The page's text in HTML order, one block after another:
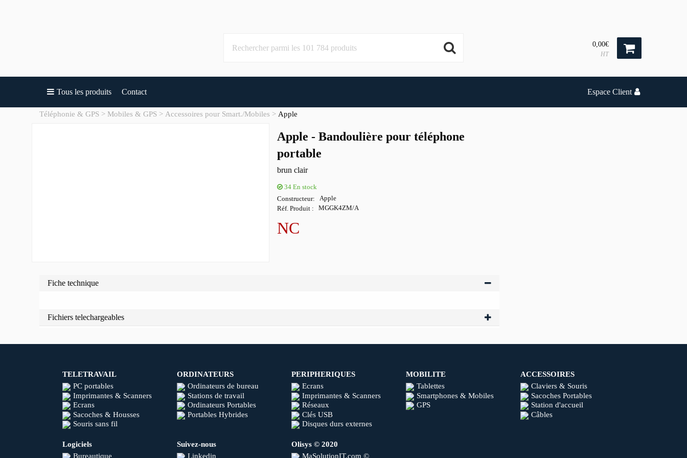
0,00€
HT
Tous les produits Contact Espace Client
Téléphonie & GPS Mobiles & GPS Accessoires pour Smart./Mobiles Apple
Apple - Bandoulière pour téléphone
portable
brun clair
34 En stock
Constructeur Apple
Réf. Produit MGGK4ZM/A
NC
Fiche technique
Fichiers telechargeables
TELETRAVAIL
PC portables
Imprimantes & Scanners
Ecrans
Sacoches & Housses
Souris sans fil
ORDINATEURS
Ordinateurs de bureau
Stations de travail
Ordinateurs Portables
Portables Hybrides
PERIPHERIQUES
Ecrans
Imprimantes & Scanners
Réseaux
Clés USB
Disques durs externes
MOBILITE
Tablettes
Smartphones & Mobiles
GPS
ACCESSOIRES
Claviers & Souris
Sacoches Portables
Station d'accueil
Câbles
Logiciels
Bureautique
Suivez-nous
Linkedin
Olisys © 2020
MaSolutionIT.com ©